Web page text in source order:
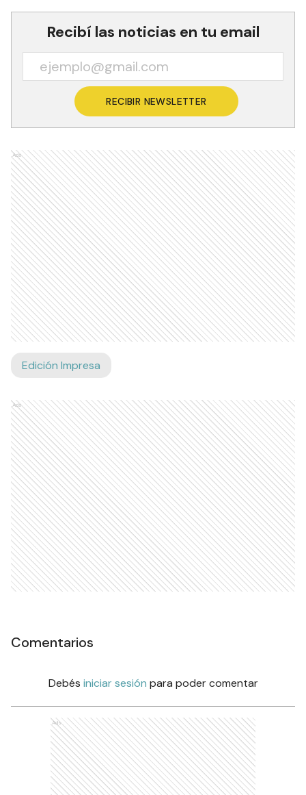
Recibí las noticias en tu email
RECIBIR NEWSLETTER
Ads
Edición Impresa
Ads
Comentarios
Debés iniciar sesión para poder comentar
Ads